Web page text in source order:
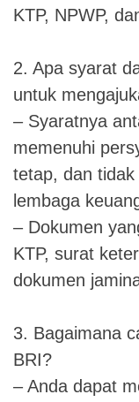
KTP, NPWP,
2. Apa syarat
untuk
– Syaratnya
memenuhi
tetap, dan
lembaga
– Dokumen
KTP, surat
dokumen
3. Bagaimana
BRI?
– Anda dapat